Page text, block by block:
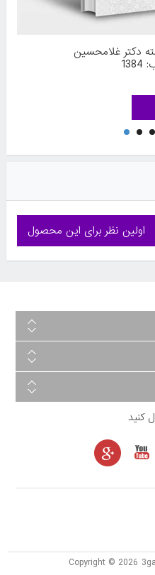
دکتر غلامحسین
اولین نظر برای این محصول
کنید
Copyright © 2026